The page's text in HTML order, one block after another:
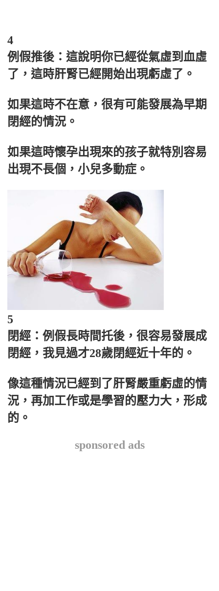
4
例假推後：這說明你已經從氣虛到血虛
了，這時肝腎已經開始出現虧虛了。
如果這時不在意，很有可能發展為早期
閉經的情況。
如果這時懷孕出現來的孩子就特別容易
出現不長個，小兒多動症。
5
閉經：例假長時間托後，很容易發展成
閉經，我見過才28歲閉經近十年的。
像這種情況已經到了肝腎嚴重虧虛的情
況，再加工作或是學習的壓力大，形成
的。
sponsored ads